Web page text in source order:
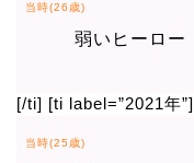
当時(26歳)
弱いヒーロー
[/ti] [ti label=”2021年”]
当時(25歳)